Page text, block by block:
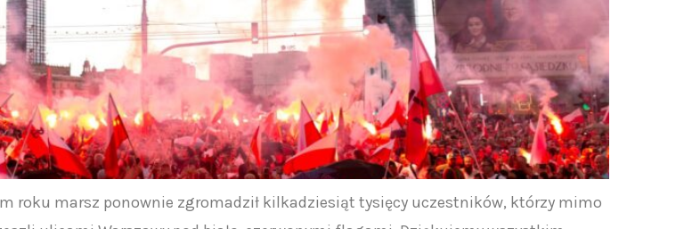
roku marsz ponownie zgromadził kilkadziesiąt tysięcy uczestników, którzy mimo